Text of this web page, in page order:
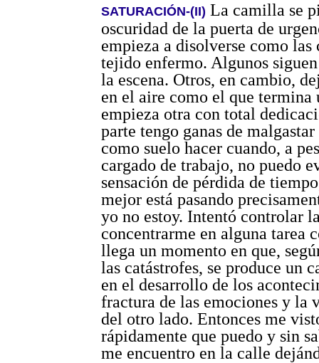
SATURACIÓN-(II) La camilla se
oscuridad de la puerta de
empieza a disolverse como las
tejido enfermo. Algunos
la escena. Otros, en cambio,
en el aire como el que termina
empieza otra con total
parte tengo ganas de
como suelo hacer cuando, a
cargado de trabajo, no puedo
sensación de pérdida de
mejor está pasando
yo no estoy. Intentó controlar
concentrarme en alguna tarea
llega un momento en que,
las catástrofes, se produce un
en el desarrollo de los
fractura de las emociones y la
del otro lado. Entonces me
rápidamente que puedo y sin
me encuentro en la calle